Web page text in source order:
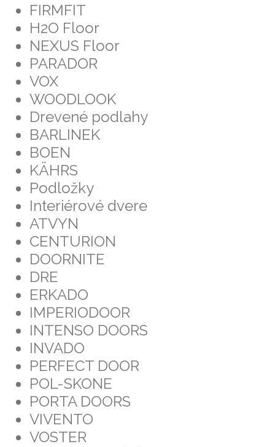
FIRMFIT
H2O Floor
NEXUS Floor
PARADOR
VOX
WOODLOOK
Drevené podlahy
BARLINEK
BOEN
KÄHRS
Podložky
Interiérové dvere
ATVYN
CENTURION
DOORNITE
DRE
ERKADO
IMPERIODOOR
INTENSO DOORS
INVADO
PERFECT DOOR
POL-SKONE
PORTA DOORS
VIVENTO
VOSTER